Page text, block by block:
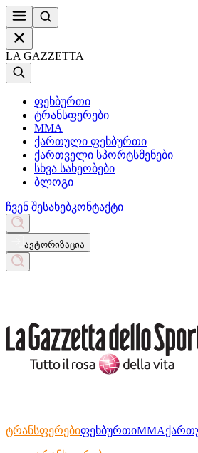
LA GAZZETTA
ფეხბურთი
ტრანსფერები
MMA
ქართული ფეხბურთი
ქართველი სპორტსმენები
სხვა სახეობები
ბლოგი
ჩვენ შესახებკონტაქტი
ავტორიზაცია
ტრანსფერებიფეხბურთიMMA